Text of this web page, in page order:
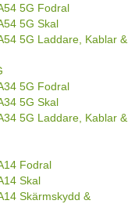
5G Fodral
5G Skal
5G Laddare, Kablar &
5G Fodral
5G Skal
5G Laddare, Kablar &
Fodral
Skal
Skärmskydd &